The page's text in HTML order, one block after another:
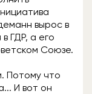
вырос в
ГДР, а его
Союзе.
Потому что
И вот он